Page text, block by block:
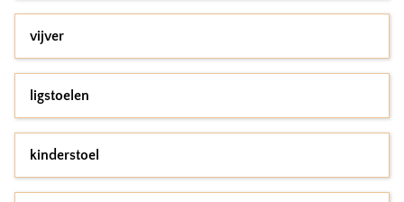
vijver
ligstoelen
kinderstoel